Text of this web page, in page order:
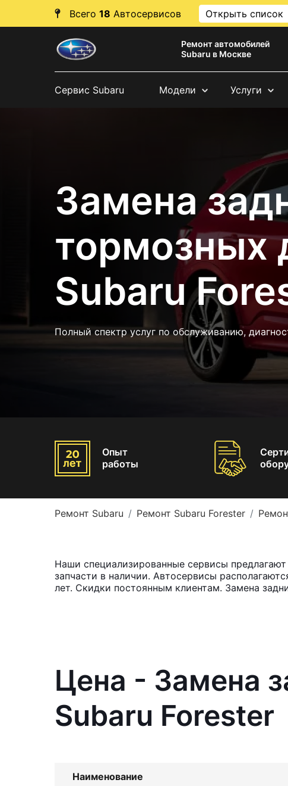
Всего 18 Автосервисов Открыть список
Ремонт автомобилей
Subaru в Москве
Сервис Subaru Модели Услуги
Замена
тормозных
Subaru
Полный спектр услуг по обслуживанию,
Опыт
работы
Ремонт Subaru Ремонт Subaru Forester
Наши специализированные сервисы
запчасти в наличии. Автосервисы
лет. Скидки постоянным клиентам. Замена
Цена - Замена
Subaru Forester
Наименование